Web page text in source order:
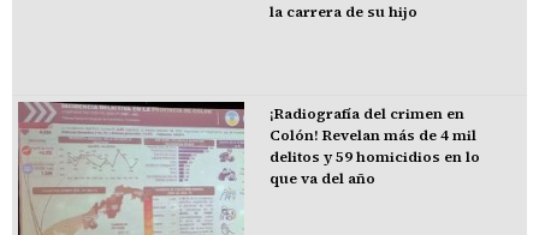
la carrera de su hijo
¡Radiografía del crimen en
Colón! Revelan más de 4 mil
delitos y 59 homicidios en lo
que va del año